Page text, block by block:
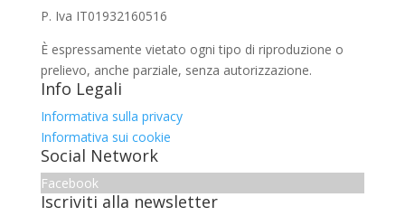
P. Iva IT01932160516
È espressamente vietato ogni tipo di riproduzione o
prelievo, anche parziale, senza autorizzazione.
Info Legali
Informativa sulla privacy
Informativa sui cookie
Social Network
Facebook
Iscriviti alla newsletter